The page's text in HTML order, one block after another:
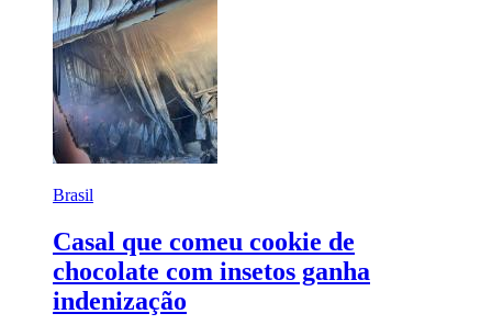
Brasil
Casal que comeu cookie de
chocolate com insetos ganha
indenização